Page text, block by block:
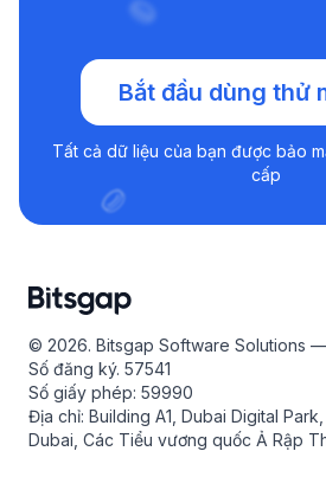
Bắt đầu dùng thử
Tất cả dữ liệu của bạn được bảo
cấp
© 2026. Bitsgap Software Solutions
Số đăng ký. 57541
Số giấy phép: 59990
Địa chỉ: Building A1, Dubai Digital
Dubai, Các Tiểu vương quốc Ả Rập